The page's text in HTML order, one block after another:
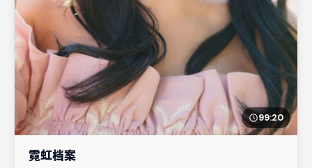
99:20
霓虹档案